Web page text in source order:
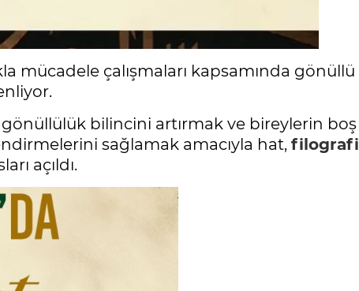
mücadele çalışmaları kapsamında gönüllü
gönüllülük bilincini artırmak ve bireylerin boş
sağlamak amacıyla hat, filografi
açıldı.